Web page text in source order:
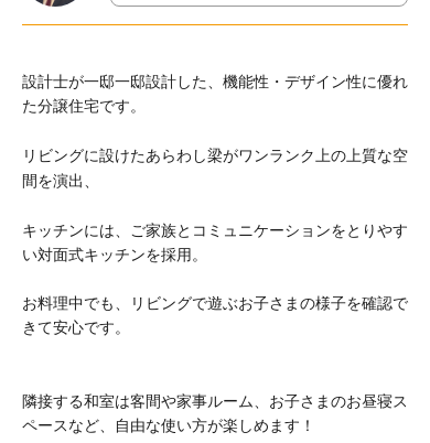
設計士が一邸一邸設計した、 機能性・デザイン性に優れ
た分譲住宅です。
リビングに設けたあらわし梁がワンランク上の上質な空
間を演出、
キッチンには、ご家族とコミュニケーションをとりやす
い対面式キッチンを採用。
お料理中でも、リビングで遊ぶお子さまの様子を確認で
きて安心です。
隣接する和室は客間や家事ルーム、お子さまのお昼寝ス
ペースなど、自由な使い方が楽しめます！